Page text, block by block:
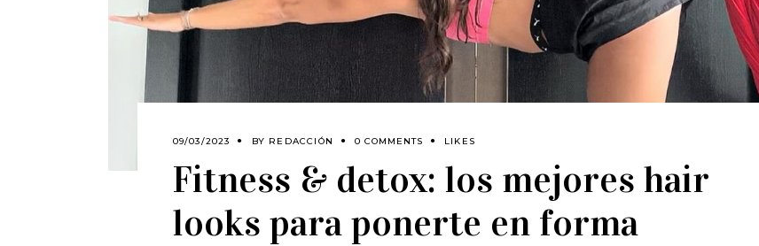
09/03/2023 BY REDACCIÓN 0 COMMENTS LIKES
Fitness & detox: los mejores hair
looks para ponerte en forma